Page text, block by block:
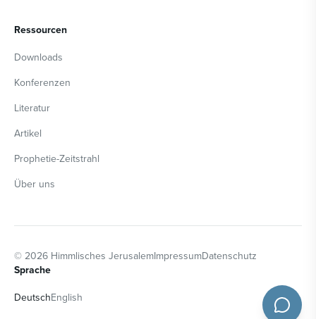
Ressourcen
Downloads
Konferenzen
Literatur
Artikel
Prophetie-Zeitstrahl
Über uns
© 2026 Himmlisches JerusalemImpressumDatenschutz
Sprache
DeutschEnglish